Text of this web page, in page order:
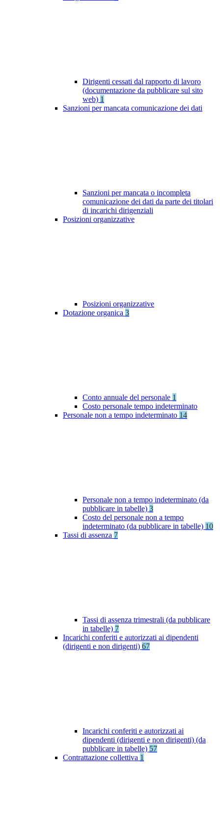
Dirigenti cessati dal rapporto di lavoro
(documentazione da pubblicare sul sito
web) 1
Sanzioni per mancata comunicazione dei dati
Sanzioni per mancata o incompleta
comunicazione dei dati da parte dei titolari
di incarichi dirigenziali
Posizioni organizzative
Posizioni organizzative
Dotazione organica 3
Conto annuale del personale 1
Costo personale tempo indeterminato
Personale non a tempo indeterminato 14
Personale non a tempo indeterminato (da
pubblicare in tabelle) 3
Costo del personale non a tempo
indeterminato (da pubblicare in tabelle) 10
Tassi di assenza 7
Tassi di assenza trimestrali (da pubblicare
in tabelle) 7
Incarichi conferiti e autorizzati ai dipendenti
(dirigenti e non dirigenti) 67
Incarichi conferiti e autorizzati ai
dipendenti (dirigenti e non dirigenti) (da
pubblicare in tabelle) 57
Contrattazione collettiva 1